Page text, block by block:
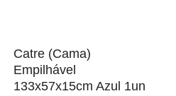
Catre (Cama)
Empilhável
133x57x15cm Azul 1un